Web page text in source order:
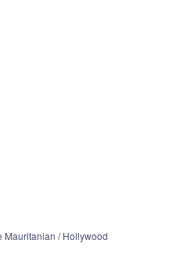
Mauritanian / Hollywood